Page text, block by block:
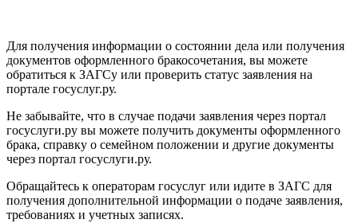
Для получения информации о состоянии дела или получения
документов оформленного бракосочетания, вы можете
обратиться к ЗАГСу или проверить статус заявления на
портале госуслуг.ру.
Не забывайте, что в случае подачи заявления через портал
госуслуги.ру вы можете получить документы оформленного
брака, справку о семейном положении и другие документы
через портал госуслуги.ру.
Обращайтесь к операторам госуслуг или идите в ЗАГС для
получения дополнительной информации о подаче заявления,
требованиях и учетных записях.